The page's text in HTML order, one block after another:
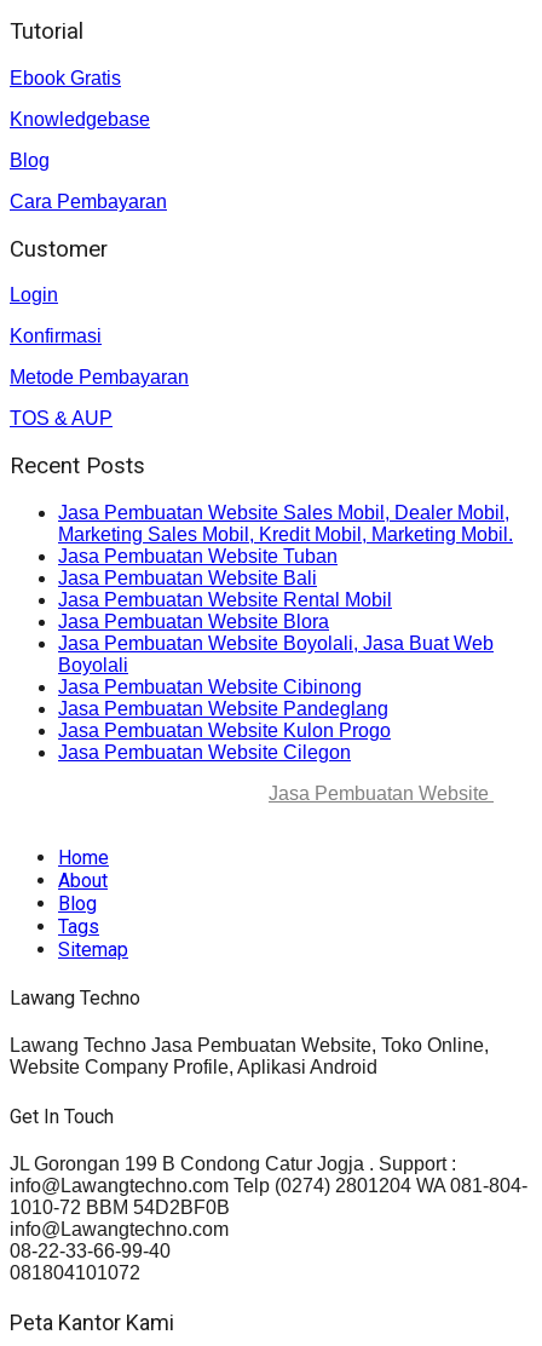
Tutorial
Ebook Gratis
Knowledgebase
Blog
Cara Pembayaran
Customer
Login
Konfirmasi
Metode Pembayaran
TOS & AUP
Recent Posts
Jasa Pembuatan Website Sales Mobil, Dealer Mobil,
Marketing Sales Mobil, Kredit Mobil, Marketing Mobil.
Jasa Pembuatan Website Tuban
Jasa Pembuatan Website Bali
Jasa Pembuatan Website Rental Mobil
Jasa Pembuatan Website Blora
Jasa Pembuatan Website Boyolali, Jasa Buat Web
Boyolali
Jasa Pembuatan Website Cibinong
Jasa Pembuatan Website Pandeglang
Jasa Pembuatan Website Kulon Progo
Jasa Pembuatan Website Cilegon
Jasa Pembuatan Website
Home
About
Blog
Tags
Sitemap
Lawang Techno
Lawang Techno Jasa Pembuatan Website, Toko Online,
Website Company Profile, Aplikasi Android
Get In Touch
JL Gorongan 199 B Condong Catur Jogja . Support :
info@Lawangtechno.com Telp (0274) 2801204 WA 081-804-
1010-72 BBM 54D2BF0B
info@Lawangtechno.com
08-22-33-66-99-40
081804101072
Peta Kantor Kami